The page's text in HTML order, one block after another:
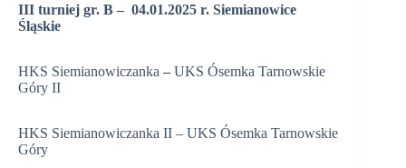
III turniej gr. B – 04.01.2025 r. Siemianowice
Śląskie
HKS Siemianowiczanka – UKS Ósemka Tarnowskie
Góry II
HKS Siemianowiczanka II – UKS Ósemka Tarnowskie
Góry